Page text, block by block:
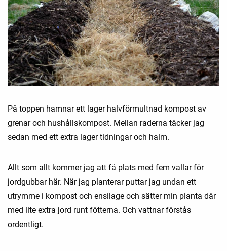
På toppen hamnar ett lager halvförmultnad kompost av
grenar och hushållskompost. Mellan raderna täcker jag
sedan med ett extra lager tidningar och halm.
Allt som allt kommer jag att få plats med fem vallar för
jordgubbar här. När jag planterar puttar jag undan ett
utrymme i kompost och ensilage och sätter min planta där
med lite extra jord runt fötterna. Och vattnar förstås
ordentligt.